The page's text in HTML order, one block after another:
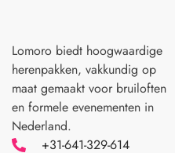
Lomoro biedt hoogwaardige
herenpakken, vakkundig op
maat gemaakt voor bruiloften
en formele evenementen in
Nederland.
+31-641-329-614